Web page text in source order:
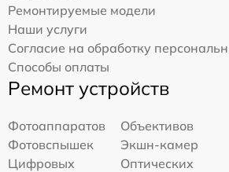
Ремонтируемые модели
Наши услуги
Согласие на обработку
Способы оплаты
Ремонт устройств
Фотоаппаратов
Объективов
Фотовспышек
Экшн-камер
Цифровых
Оптических